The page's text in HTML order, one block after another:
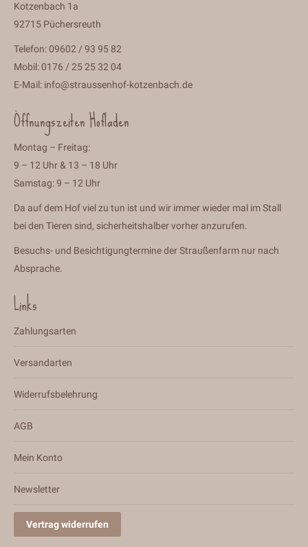
Kotzenbach 1a
92715 Püchersreuth
Telefon: 09602 / 93 95 82
Mobil: 0176 / 25 25 32 04
E-Mail: info@straussenhof-kotzenbach.de
Öffnungszeiten Hofladen
Montag – Freitag:
9 – 12 Uhr & 13 – 18 Uhr
Samstag: 9 – 12 Uhr
Da auf dem Hof viel zu tun ist und wir immer wieder mal im Stall
bei den Tieren sind, sicherheitshalber vorher anzurufen.
Besuchs- und Besichtigungtermine der Straußenfarm nur nach
Absprache.
Links
Zahlungsarten
Versandarten
Widerrufsbelehrung
AGB
Mein Konto
Newsletter
Vertrag widerrufen